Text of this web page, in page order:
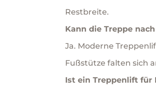
Restbreite.
Kann die Treppe
Ja. Moderne
Fußstütze falten sich
Ist ein Treppenlift für